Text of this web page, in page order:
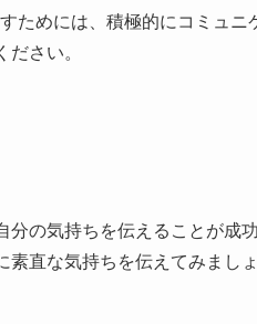
ためには、積極的にコミュ
ださい。
分の気持ちを伝えることが成
素直な気持ちを伝えてみましょ